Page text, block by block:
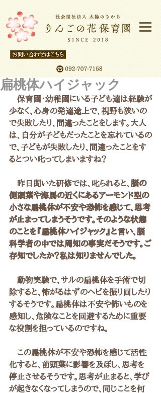
扁桃体ハイジャック
保育園・幼稚園にいる子ども達は経験が
少なく、心身の発達途上で、視野も狭いの
で失敗したり、間違ったことをします。大人
は、自分が子どもだったことを忘れているの
で、子どもが失敗したり、間違ったことをす
るとつい叱ってしまいますね？
昨日聞いた研修では、叱られると、 脳の
側頭葉や海馬の近くにあるアーモンド型の
小さな扁桃体が不安や恐怖を感じて、思考
が止まってしまうそうです。そのような状態
のことを『扁桃体ハイジャック』と言い、脳
科学者の中では周知の事実だそうです。ご
存知でしたか？私は知りませんでした。
動物実験で、サルの扁桃体を手術で切
除すると、怖がるはずのヘビを振り回したり
するそうです。扁桃体は不安や怖いものを
感知し、危険なことを回避するために重要
な役割を担っているのですね。
この扁桃体が不安や恐怖を感じて活性
化すると、前頭葉に影響を及ぼし、思考を
停止させるそうです。思考が止まると、学び
が起きなくなってしまうので、同じことを何